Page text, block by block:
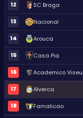
12 SC Braga
13 Nacional
14 Arouca
15 Casa Pia
16 Academico Viseu
17 Alverca
18 Famalicao